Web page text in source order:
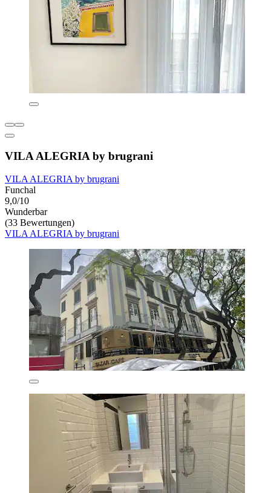
VILA ALEGRIA by brugrani
VILA ALEGRIA by brugrani
Funchal
9,0/10
Wunderbar
(33 Bewertungen)
VILA ALEGRIA by brugrani